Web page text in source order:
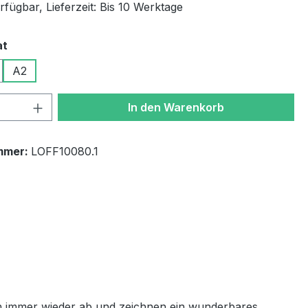
Lieferzeit: Bis 10 Werktage
A2
Anzahl: Gib den gewünschten Wert
In den Warenkorb
LOFF10080.1